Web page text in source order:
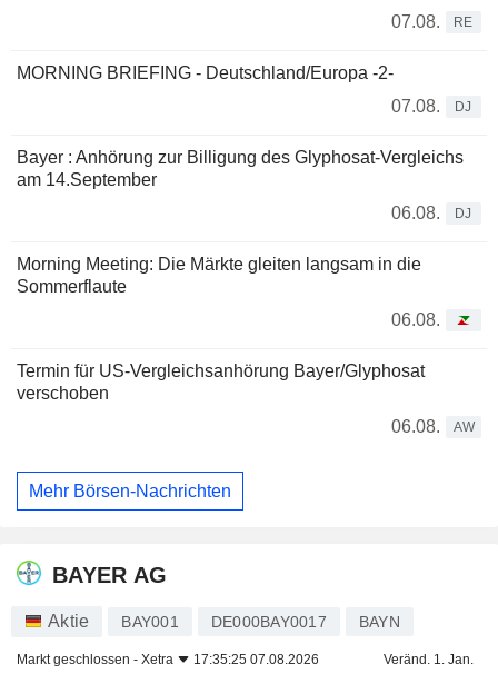
07.08.
RE
MORNING BRIEFING - Deutschland/Europa -2-
07.08.
DJ
Bayer : Anhörung zur Billigung des Glyphosat-Vergleichs
am 14.September
06.08.
DJ
Morning Meeting: Die Märkte gleiten langsam in die
Sommerflaute
06.08.
Termin für US-Vergleichsanhörung Bayer/Glyphosat
verschoben
06.08.
AW
Mehr Börsen-Nachrichten
BAYER AG
Aktie BAY001 DE000BAY0017 BAYN
Markt geschlossen - Xetra 17:35:25 07.08.2026 Veränd. 1. Jan.